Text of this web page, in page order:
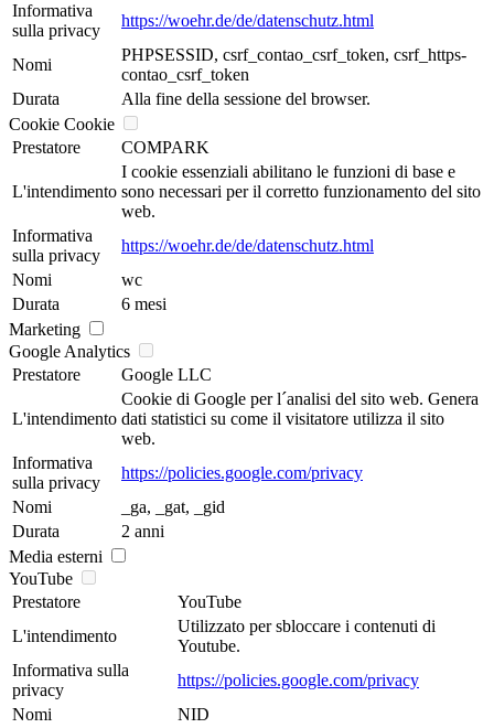
Informativa
sulla privacy
https://woehr.de/de/datenschutz.html
Nomi
PHPSESSID, csrf_contao_csrf_token, csrf_https-
contao_csrf_token
Durata
Alla fine della sessione del browser.
Cookie Cookie
Prestatore
COMPARK
L'intendimento
I cookie essenziali abilitano le funzioni di base e
sono necessari per il corretto funzionamento del sito
web.
Informativa
sulla privacy
https://woehr.de/de/datenschutz.html
Nomi
wc
Durata
6 mesi
Marketing
Google Analytics
Prestatore
Google LLC
L'intendimento
Cookie di Google per l´analisi del sito web. Genera
dati statistici su come il visitatore utilizza il sito
web.
Informativa
sulla privacy
https://policies.google.com/privacy
Nomi
_ga, _gat, _gid
Durata
2 anni
Media esterni
YouTube
Prestatore
YouTube
L'intendimento
Utilizzato per sbloccare i contenuti di
Youtube.
Informativa sulla
privacy
https://policies.google.com/privacy
Nomi
NID